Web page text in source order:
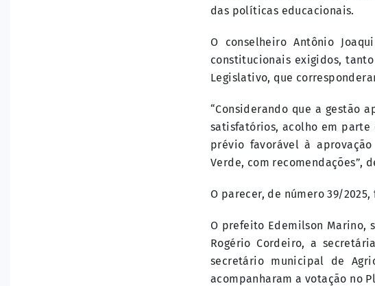
das políticas educacionais.
O conselheiro Antônio
constitucionais exigidos,
Legislativo, que
“Considerando que a gestão
satisfatórios, acolho em
prévio favorável à
Verde, com recomendações”,
O parecer, de número 39/
O prefeito Edemilson Marino,
Rogério Cordeiro, a
secretário municipal de
acompanharam a votação no